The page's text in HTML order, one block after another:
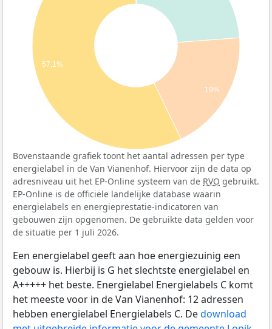
19%
57,1%
Bovenstaande grafiek toont het aantal adressen per type
energielabel in de Van Vianenhof. Hiervoor zijn de data op
adresniveau uit het EP-Online systeem van de RVO gebruikt.
EP-Online is de officiële landelijke database waarin
energielabels en energieprestatie-indicatoren van
gebouwen zijn opgenomen. De gebruikte data gelden voor
de situatie per 1 juli 2026.
Een energielabel geeft aan hoe energiezuinig een
gebouw is. Hierbij is G het slechtste energielabel en
A+++++ het beste. Energielabel Energielabels C komt
het meeste voor in de Van Vianenhof: 12 adressen
hebben energielabel Energielabels C. Dedownload